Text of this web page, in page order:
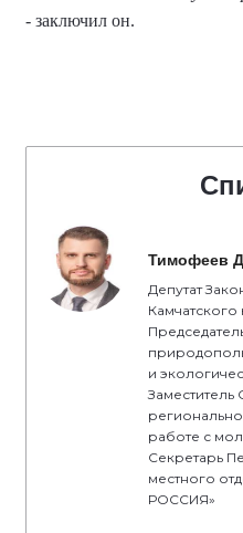
- заключил он.
Тимофеев
Депутат
и
Заместитель
работе с
Секретарь
местного
РОССИЯ»